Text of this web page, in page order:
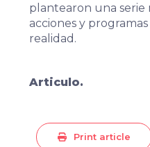
plantearon una serie
acciones y
realidad.
Articulo.
Print article